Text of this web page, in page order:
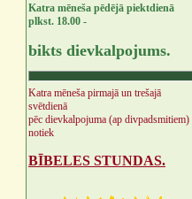
Katra mēneša pēdējā piektdienā
plkst. 18.00 -
bikts dievkalpojums.
Katra mēneša pirmajā un trešajā
svētdienā
pēc dievkalpojuma (ap divpadsmitiem)
notiek
BĪBELES STUNDAS.